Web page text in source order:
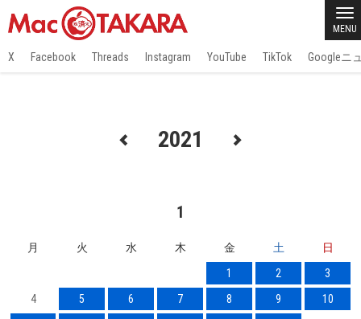
MENU
X Facebook Threads Instagram YouTube TikTok Googleニ
2021
1
月 火 水 木 金 土
日
1
2
3
4
5 6 7 8 9
10